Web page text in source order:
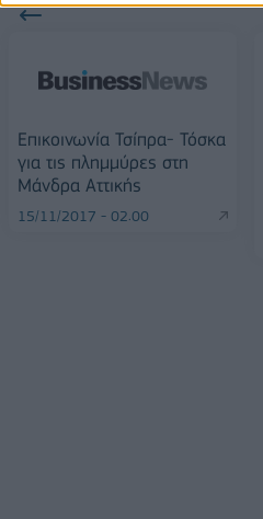
Επικοινωνία Τσίπρα- Τόσκα
για τις πλημμύρες στη
Μάνδρα Αττικής
15/11/2017 - 02:00